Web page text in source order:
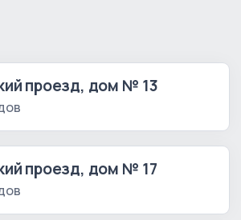
проезд, дом № 13
проезд, дом № 17